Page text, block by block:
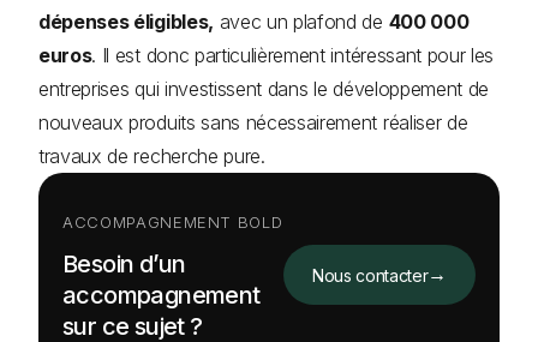
dépenses éligibles, avec un plafond de 400 000
euros. Il est donc particulièrement intéressant pour les
entreprises qui investissent dans le développement de
nouveaux produits sans nécessairement réaliser de
travaux de recherche pure.
ACCOMPAGNEMENT BOLD
Besoin d’un
accompagnement
sur ce sujet ?
Nous contacter→